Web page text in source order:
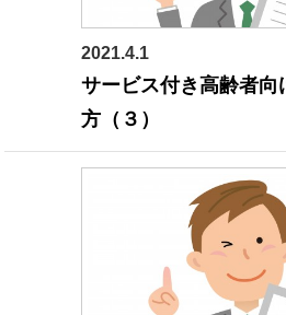
2021.4.1
サービス付き高齢者向
方（３）